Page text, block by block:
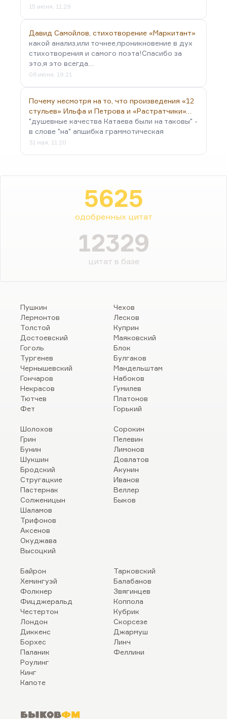
15 июня, 11:29
Давид Самойлов, стихотворение «Маркитант»
какой анализ,или точнее,проникновение в дух
стихотворения и самого поэта!Спасибо за
это,я это всегда…
06 июня, 19:21
Почему несмотря на то, что произведения «12
стульев» Ильфа и Петрова и «Растратчики»…
"душевные качества Катаева были на таковы" -
в слове "на" апшибка граммотическая
31 мая, 11:20
5625
одобренных цитат
12329
цитат в базе
Пушкин
Лермонтов
Толстой
Достоевский
Гоголь
Тургенев
Чернышевский
Гончаров
Некрасов
Тютчев
Фет
Чехов
Лесков
Куприн
Маяковский
Блок
Булгаков
Мандельштам
Набоков
Гумилев
Платонов
Горький
Шолохов
Грин
Бунин
Шукшин
Бродский
Стругацкие
Пастернак
Солженицын
Шаламов
Трифонов
Аксенов
Окуджава
Высоцкий
Сорокин
Пелевин
Лимонов
Довлатов
Акунин
Иванов
Веллер
Быков
Байрон
Хемингуэй
Фолкнер
Фицджеральд
Честертон
Лондон
Диккенс
Борхес
Паланик
Роулинг
Кинг
Капоте
Тарковский
Балабанов
Звягинцев
Коппола
Кубрик
Скорсезе
Джармуш
Линч
Феллини
БыковФМ